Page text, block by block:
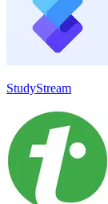
StudyStream